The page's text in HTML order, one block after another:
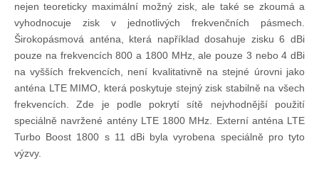
Fotogalerie
Knihovna
Knihovna
Knihy k prodeji
nejen teoreticky maximální možný zisk, ale také se zkoumá a
vyhodnocuje zisk v jednotlivých frekvenčních pásmech.
Širokopásmová anténa, která například dosahuje zisku 6 dBi
pouze na frekvencích 800 a 1800 MHz, ale pouze 3 nebo 4 dBi
na vyšších frekvencích, není kvalitativně na stejné úrovni jako
anténa LTE MIMO, která poskytuje stejný zisk stabilně na všech
frekvencích. Zde je podle pokrytí sítě nejvhodnější použití
speciálně navržené antény LTE 1800 MHz. Externí anténa LTE
Turbo Boost 1800 s 11 dBi byla vyrobena speciálně pro tyto
výzvy.